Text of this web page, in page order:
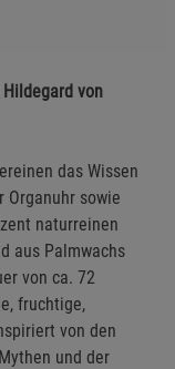
von
das Wissen
Organuhr sowie
naturreinen
aus Palmwachs
von ca. 72
fruchtige,
von den
und der